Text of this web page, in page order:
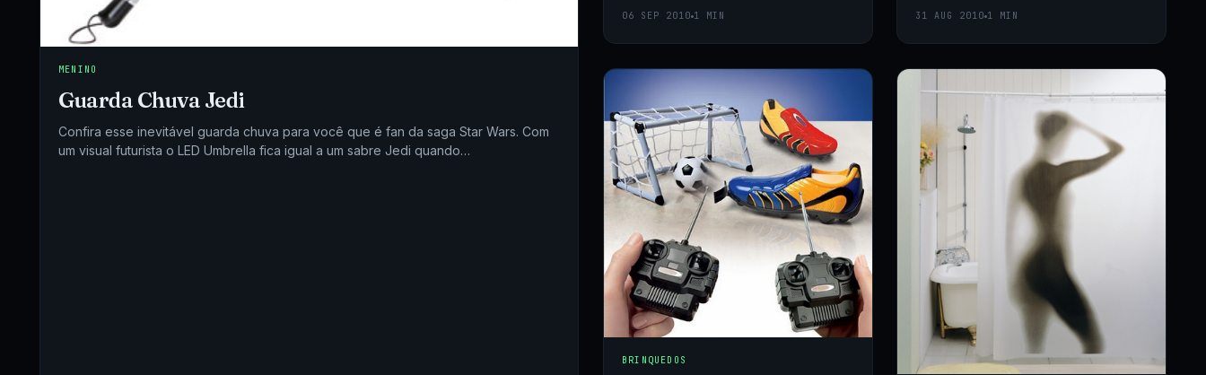
MENINO
Guarda Chuva Jedi
Confira esse inevitável guarda chuva para você que é fan da saga Star Wars. Com
um visual futurista o LED Umbrella fica igual a um sabre Jedi quando…
06 SEP 2010 1 MIN 31 AUG 2010 1 MIN
BRINQUEDOS